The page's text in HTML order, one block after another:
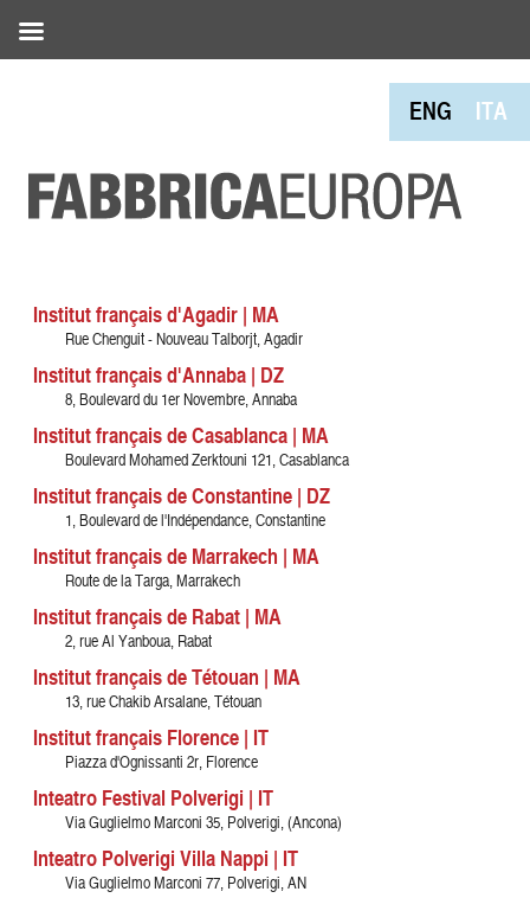
ENG ITA
Institut français d'Agadir | MA
Rue Chenguit - Nouveau Talborjt, Agadir
Institut français d'Annaba | DZ
8, Boulevard du 1er Novembre, Annaba
Institut français de Casablanca | MA
Boulevard Mohamed Zerktouni 121, Casablanca
Institut français de Constantine | DZ
1, Boulevard de l'Indépendance, Constantine
Institut français de Marrakech | MA
Route de la Targa, Marrakech
Institut français de Rabat | MA
2, rue Al Yanboua, Rabat
Institut français de Tétouan | MA
13, rue Chakib Arsalane, Tétouan
Institut français Florence | IT
Piazza d'Ognissanti 2r, Florence
Inteatro Festival Polverigi | IT
Via Guglielmo Marconi 35, Polverigi, (Ancona)
Inteatro Polverigi Villa Nappi | IT
Via Guglielmo Marconi 77, Polverigi, AN